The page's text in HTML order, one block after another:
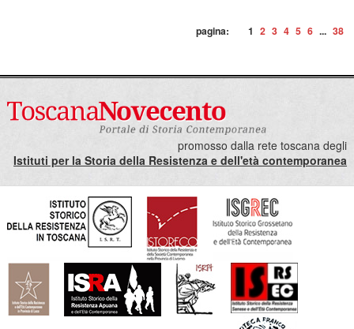
pagina: 1 2 3 4 5 6 ... 38
promosso dalla rete toscana degli
Istituti per la Storia della Resistenza e dell'età contemporanea